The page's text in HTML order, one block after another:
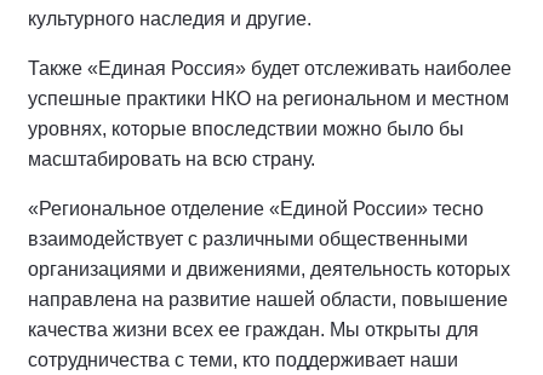
культурного наследия и другие.
Также «Единая Россия» будет отслеживать наиболее
успешные практики НКО на региональном и местном
уровнях, которые впоследствии можно было бы
масштабировать на всю страну.
«Региональное отделение «Единой России» тесно
взаимодействует с различными общественными
организациями и движениями, деятельность которых
направлена на развитие нашей области, повышение
качества жизни всех ее граждан. Мы открыты для
сотрудничества с теми, кто поддерживает наши